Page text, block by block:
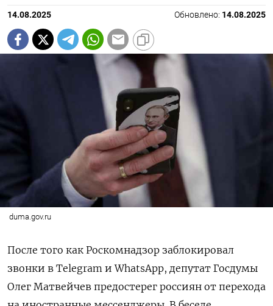
14.08.2025 Обновлено: 14.08.2025
duma.gov.ru
После того как Роскомнадзор заблокировал
звонки в Telegram и WhatsApp, депутат Госдумы
Олег Матвейчев предостерег россиян от перехода